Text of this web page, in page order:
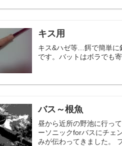
キス用
キス&ハゼ等…餌で簡単に
です。バットはボラでも
バス～根魚
昼から近所の野池に行っ
ーソニックforバスにチェ
みが伝わってきました。